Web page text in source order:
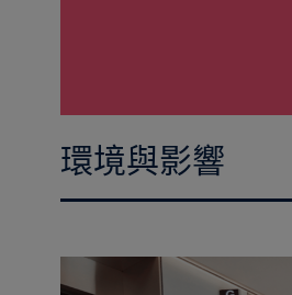
環境與影響